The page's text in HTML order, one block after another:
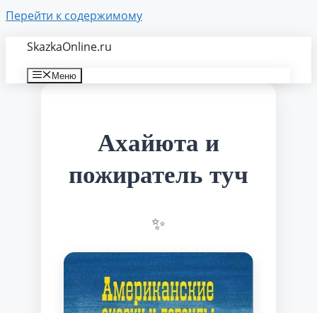
Перейти к содержимому
SkazkaOnline.ru
Меню
Ахайюта и
пожиратель туч